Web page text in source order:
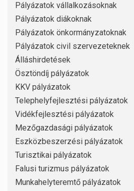
Pályázatok vállalkozásoknak
Pályázatok diákoknak
Pályázatok önkormányzatoknak
Pályázatok civil szervezeteknek
Álláshirdetések
Ösztöndíj pályázatok
KKV pályázatok
Telephelyfejlesztési pályázatok
Vidékfejlesztési pályázatok
Mezőgazdasági pályázatok
Eszközbeszerzési pályázatok
Turisztikai pályázatok
Falusi turizmus pályázatok
Munkahelyteremtő pályázatok